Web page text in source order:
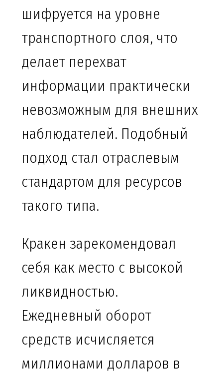
шифруется на уровне
транспортного слоя, что
делает перехват
информации практически
невозможным для внешних
наблюдателей. Подобный
подход стал отраслевым
стандартом для ресурсов
такого типа.
Кракен зарекомендовал
себя как место с высокой
ликвидностью.
Ежедневный оборот
средств исчисляется
миллионами долларов в